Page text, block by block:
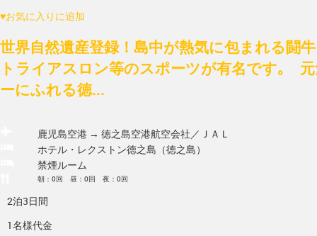
♥お気に入りに追加
世界自然遺産登録！島中が熱気に包まれる闘
トライアスロン等のスポーツが有名です｡
ーにふれる徳...
鹿児島空港 → 徳之島空港航空会社／ＪＡＬ
ホテル・レクストン徳之島（徳之島）
禁煙ルーム
朝：0回 昼：0回 夜：0回
2泊3日間
1名様代金